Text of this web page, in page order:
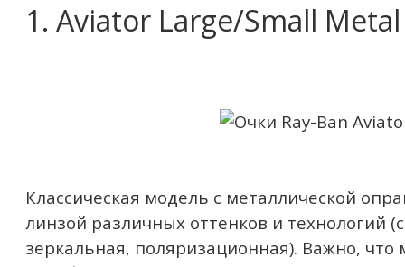
1. Aviator Large/Small Metal
Классическая модель с металлической
линзой различных оттенков и технологий
зеркальная, поляризационная). Важно, что